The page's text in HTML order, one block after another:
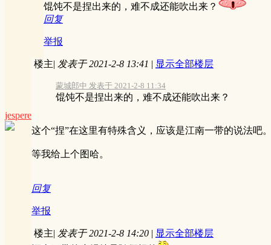
馄饨不是捏出来的，难不成还能吹出来？
回复
举报
jespere
楼主| 发表于 2021-2-8 13:41 | 显示全部楼层
蒙城郎中 发表于 2021-2-8 11:34
馄饨不是捏出来的，难不成还能吹出来？
这个“捏”在这里有特殊含义，应该是江南一带的说法吧
等我给上个图哈。
回复
举报
楼主| 发表于 2021-2-8 14:20 | 显示全部楼层